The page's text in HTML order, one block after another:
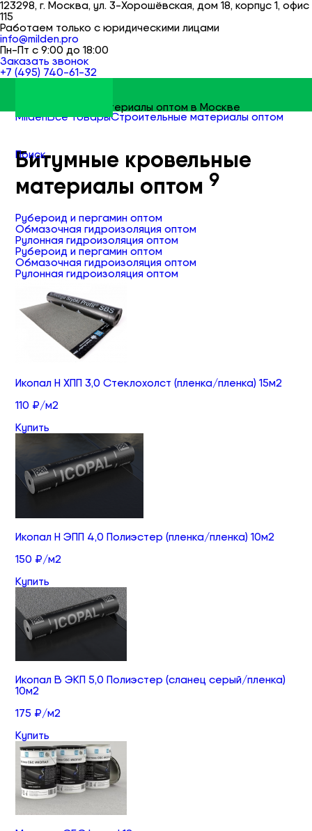
123298, г. Москва, ул. 3-Хорошёвская, дом 18, корпус 1, офис
115
Работаем только с юридическими лицами
info@milden.pro
Пн-Пт с 9:00 до 18:00
Заказать звонок
+7 (495) 740-61-32
Строительные материалы оптом в Москве
Поиск
MildenВсе товарыСтроительные материалы оптом
Битумные кровельные
материалы оптом 9
Рубероид и пергамин оптом
Обмазочная гидроизоляция оптом
Рулонная гидроизоляция оптом
Рубероид и пергамин оптом
Обмазочная гидроизоляция оптом
Рулонная гидроизоляция оптом
Икопал Н ХПП 3,0 Стеклохолст (пленка/пленка) 15м2
110 ₽/м2
Купить
Икопал Н ЭПП 4,0 Полиэстер (пленка/пленка) 10м2
150 ₽/м2
Купить
Икопал В ЭКП 5,0 Полиэстер (сланец серый/пленка)
10м2
175 ₽/м2
Купить